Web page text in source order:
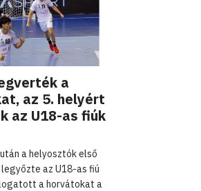
a
az 5. helyért
az U18-as fiúk
a helyosztók első
az U18-as fiú
a horvátokat a